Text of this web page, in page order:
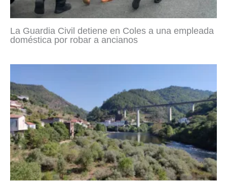
La Guardia Civil detiene en Coles a una empleada
doméstica por robar a ancianos